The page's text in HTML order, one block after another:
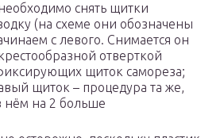
снять щитки
(на схеме они обозначены
с левого. Снимается он
отверткой
щиток самореза;
щиток – процедура та же,
нём на 2 больше